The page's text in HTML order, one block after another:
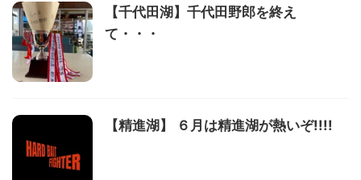
【千代田湖】千代田野郎を終え
て・・・
【精進湖】 ６月は精進湖が熱いぞ!!!!